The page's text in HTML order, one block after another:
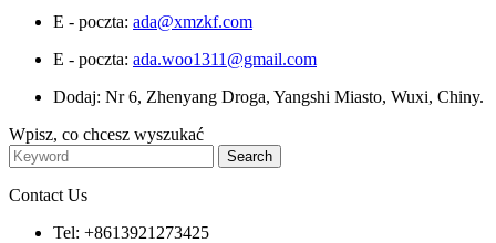
E - poczta: ada@xmzkf.com
E - poczta: ada.woo1311@gmail.com
Dodaj: Nr 6, Zhenyang Droga, Yangshi Miasto, Wuxi, Chiny.
Wpisz, co chcesz wyszukać
Contact Us
Tel: +8613921273425